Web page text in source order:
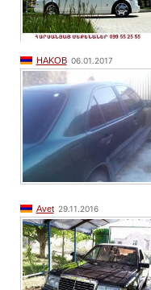
HAKOB 06.01.2017
Avet 29.11.2016